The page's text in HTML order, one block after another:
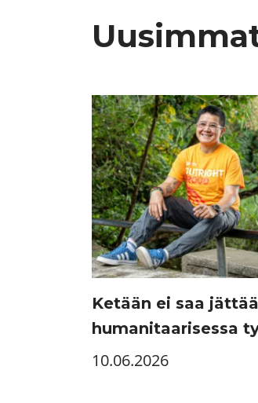
Ketään ei saa
humanitaarisessa
10.06.2026